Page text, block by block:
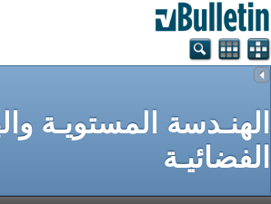
الهنـدسة المستويـة
الفضائيـة